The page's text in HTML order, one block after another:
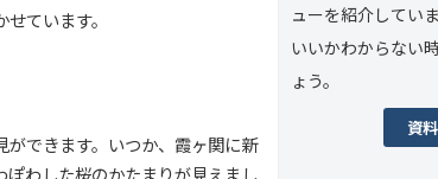
ています。
できます。いつか、霞ヶ関に新
わした桜のかたまりが見えまし
ューを紹介してい
いいかわからない
ょう。
資